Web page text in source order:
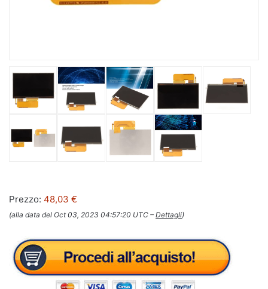
Prezzo: 48,03 €
(alla data del Oct 03, 2023 04:57:20 UTC –Dettagli)